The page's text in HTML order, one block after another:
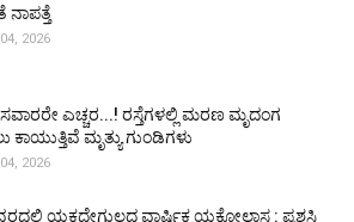
2026
ಎಚ್ಚರ...! ರಸ್ತೆಗಳಲ್ಲಿ ಮರಣ ಮೃದಂಗ
ಕಾಯುತ್ತಿವೆ ಮೃತ್ಯು ಗುಂಡಿಗಳು
2026
ಯಕ್ಷದೇಗುಲದ ವಾರ್ಷಿಕ ಯಕ್ಷೋಲ್ಲಾಸ : ಪ್ರಶಸ್ತಿ